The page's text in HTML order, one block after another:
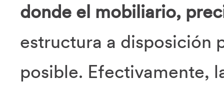
donde el mobiliario,
estructura a disposición
posible. Efectivamente,